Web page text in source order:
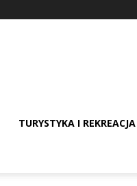
TURYSTYKA I REKREACJA